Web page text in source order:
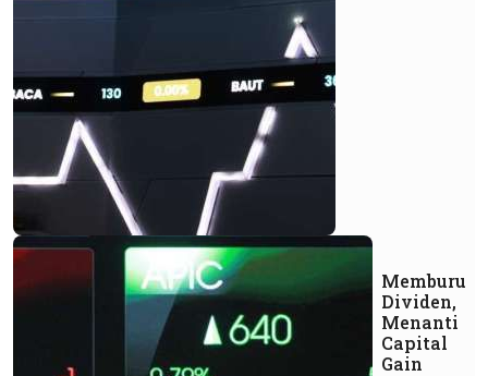
Memburu
Dividen,
Menanti
Capital
Gain